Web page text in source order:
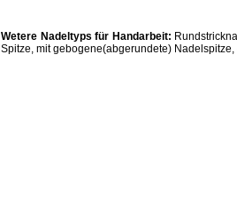
Wetere Nadeltyps für Handarbeit:
Spitze, mit gebogene(abgerundete)